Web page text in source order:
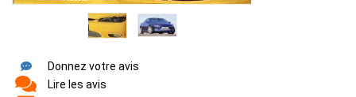
Donnez votre avis
Lire les avis